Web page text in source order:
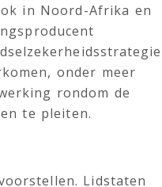
in Noord-Afrika en
onder meer
rondom de
te pleiten.
Lidstaten